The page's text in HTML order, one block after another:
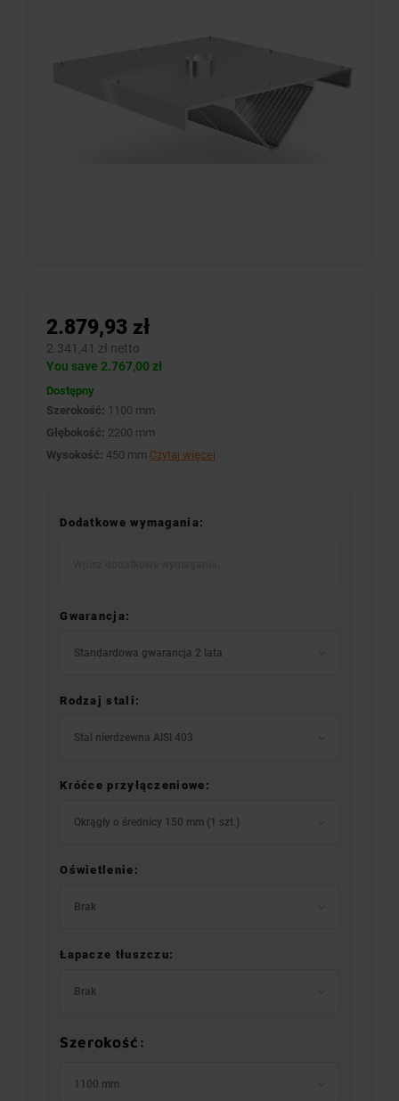
2.879,93 zł
2.341,41 zł netto
You save 2.767,00 zł
Dostępny
Szerokość: 1100 mm
Głębokość: 2200 mm
Wysokość: 450 mm Czytaj więcej
Dodatkowe wymagania:
Gwarancja:
Standardowa gwarancja 2 lata
Rodzaj stali:
Stal nierdzewna AISI 403
Króćce przyłączeniowe:
Okrągły o średnicy 150 mm (1 szt.)
Oświetlenie:
Brak
Łapacze tłuszczu:
Brak
Szerokość:
1100 mm